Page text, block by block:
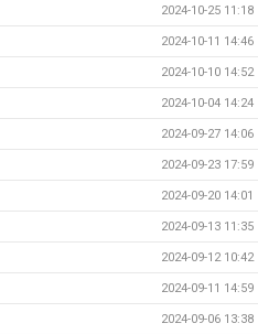
2024-10-25 11:18
2024-10-11 14:46
2024-10-10 14:52
2024-10-04 14:24
2024-09-27 14:06
2024-09-23 17:59
2024-09-20 14:01
2024-09-13 11:35
2024-09-12 10:42
2024-09-11 14:59
2024-09-06 13:38